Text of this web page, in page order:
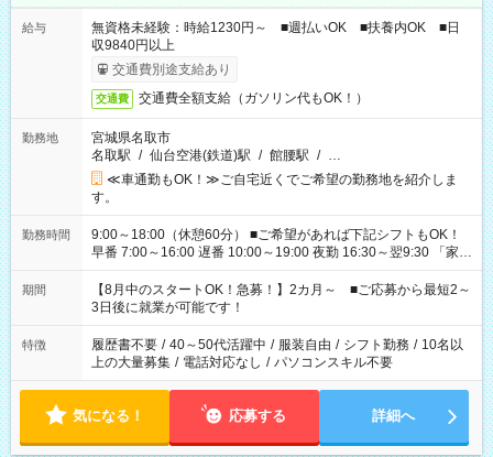
給与
無資格未経験：時給1230円～ ■週払いOK ■扶養内OK ■日
収9840円以上
交通費別途支給あり
交通費 交通費全額支給（ガソリン代もOK！）
勤務地
宮城県名取市
名取駅 / 仙台空港(鉄道)駅 / 館腰駅 / …
≪車通勤もOK！≫ご自宅近くでご希望の勤務地を紹介しま
す。
勤務時間
9:00～18:00（休憩60分） ■ご希望があれば下記シフトもOK！
早番 7:00～16:00 遅番 10:00～19:00 夜勤 16:30～翌9:30 「家族
と休みを合わせたい」 「余裕を持って夕飯の準備がしたい」
「できれば残業はしたくない」 など、ご希望を教えてください
ね。 ※Wワーク希望の方へ 今ご覧のお仕事で希望する勤務時間
と、もう1つのお仕事の勤務時間。 合計で週40時間を超える場
合は応募できません。
期間
【8月中のスタートOK！急募！】2カ月～ ■ご応募から最短2～
3日後に就業が可能です！
特徴 履歴書不要 / 40～50代活躍中 / 服装自由 / シフト勤務 / 10名以
上の大量募集 / 電話対応なし / パソコンスキル不要
気になる！ 応募する 詳細へ